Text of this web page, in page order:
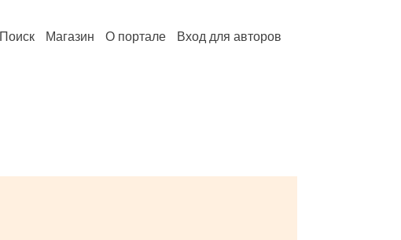
Поиск Магазин О портале Вход для авторов